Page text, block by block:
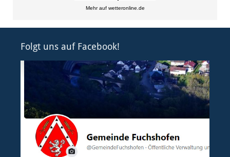
Mehr auf wetteronline.de
Folgt uns auf Facebook!